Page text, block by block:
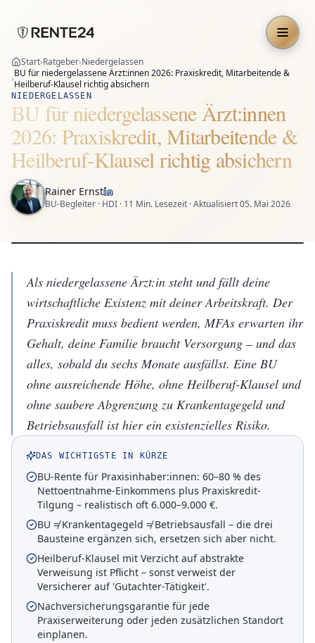
Start›Ratgeber›Niedergelassen
›BU für niedergelassene Ärzt:innen 2026: Praxiskredit, Mitarbeitende &
Heilberuf-Klausel richtig absichern
NIEDERGELASSEN
BU für niedergelassene Ärzt:innen
2026: Praxiskredit, Mitarbeitende &
Heilberuf-Klausel richtig absichern
Rainer Ernst
BU-Begleiter · HDI · 11 Min. Lesezeit · Aktualisiert05. Mai 2026
Als niedergelassene Ärzt:in steht und fällt deine
wirtschaftliche Existenz mit deiner Arbeitskraft. Der
Praxiskredit muss bedient werden, MFAs erwarten ihr
Gehalt, deine Familie braucht Versorgung – und das
alles, sobald du sechs Monate ausfällst. Eine BU
ohne ausreichende Höhe, ohne Heilberuf-Klausel und
ohne saubere Abgrenzung zu Krankentagegeld und
Betriebsausfall ist hier ein existenzielles Risiko.
DAS WICHTIGSTE IN KÜRZE
BU-Rente für Praxisinhaber:innen: 60–80 % des
Nettoentnahme-Einkommens plus Praxiskredit-
Tilgung – realistisch oft 6.000–9.000 €.
BU ≠ Krankentagegeld ≠ Betriebsausfall – die drei
Bausteine ergänzen sich, ersetzen sich aber nicht.
Heilberuf-Klausel mit Verzicht auf abstrakte
Verweisung ist Pflicht – sonst verweist der
Versicherer auf 'Gutachter-Tätigkeit'.
Nachversicherungsgarantie für jede
Praxiserweiterung oder jeden zusätzlichen Standort
einplanen.